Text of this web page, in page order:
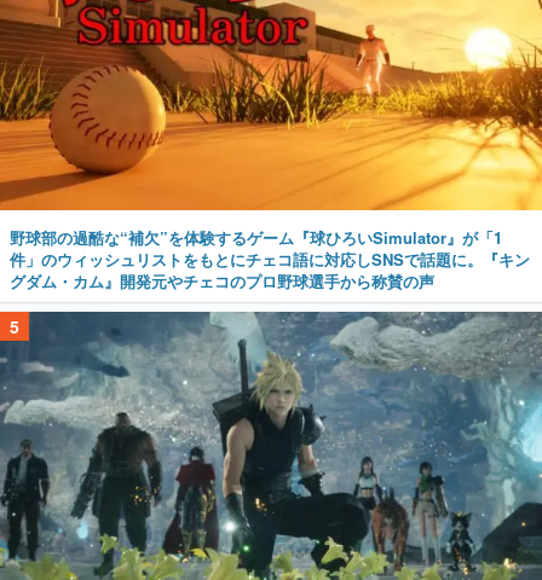
野球部の過酷な“補欠”を体験するゲーム『球ひろいSimulator』が「1
件」のウィッシュリストをもとにチェコ語に対応しSNSで話題に。『キン
グダム・カム』開発元やチェコのプロ野球選手から称賛の声
5